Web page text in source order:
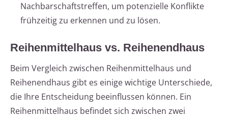
Nachbarschaftstreffen, um potenzielle Konflikte
frühzeitig zu erkennen und zu lösen.
Reihenmittelhaus vs. Reihenendhaus
Beim Vergleich zwischen Reihenmittelhaus und
Reihenendhaus gibt es einige wichtige Unterschiede,
die Ihre Entscheidung beeinflussen können. Ein
Reihenmittelhaus befindet sich zwischen zwei